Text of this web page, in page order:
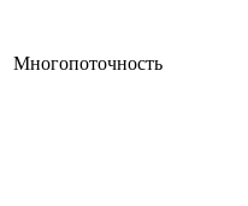
Многопоточность